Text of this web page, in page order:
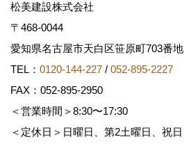
松美建設株式会社
〒468-0044
愛知県名古屋市天白区笹原町703番地
TEL： 0120-144-227 / 052-895-2227
FAX：052-895-2950
＜営業時間＞8:30〜17:30
＜定休日＞日曜日、第2土曜日、祝日